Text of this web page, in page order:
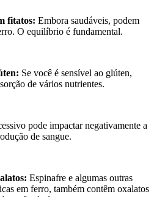
fitatos: Embora saudáveis, podem
O equilíbrio é fundamental.
Se você é sensível ao glúten,
de vários nutrientes.
pode impactar negativamente a
de sangue.
Espinafre e algumas outras
em ferro, também contêm oxalatos